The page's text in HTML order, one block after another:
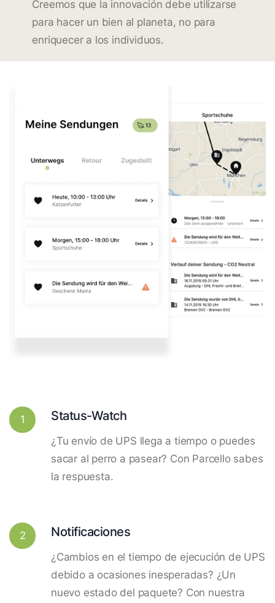
Creemos que la innovación debe utilizarse
para hacer un bien al planeta, no para
enriquecer a los individuos.
1 Status-Watch
¿Tu envío de UPS llega a tiempo o puedes
sacar al perro a pasear? Con Parcello sabes
la respuesta.
2 Notificaciones
¿Cambios en el tiempo de ejecución de UPS
debido a ocasiones inesperadas? ¿Un
nuevo estado del paquete? Con nuestra